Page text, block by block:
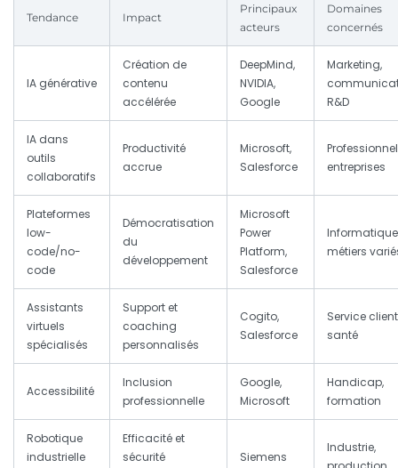
Tendance Impact
Principaux
acteurs
Domaines
concernés
IA générative
Création de
contenu
accélérée
DeepMind,
NVIDIA,
Google
Marketing,
R&D
IA dans
outils
collaboratifs
Productivité
accrue
Microsoft,
Salesforce
entreprises
Plateformes
low-
code/no-
code
Démocratisation
du
développement
Microsoft
Power
Platform,
Salesforce
métiers
Assistants
virtuels
spécialisés
Support et
coaching
personnalisés
Cogito,
Salesforce
Service
santé
Accessibilité
Inclusion
professionnelle
Google,
Microsoft
Handicap,
formation
Robotique
industrielle
Efficacité et
sécurité
Siemens
Industrie,